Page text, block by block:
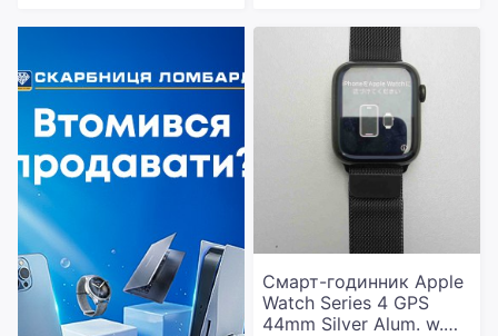
Смарт-годинник Apple
Watch Series 4 GPS
44mm Silver Alum. w.